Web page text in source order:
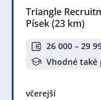
Triangle
Písek(23 km)
26 000 – 29
Vhodné také
včerejší